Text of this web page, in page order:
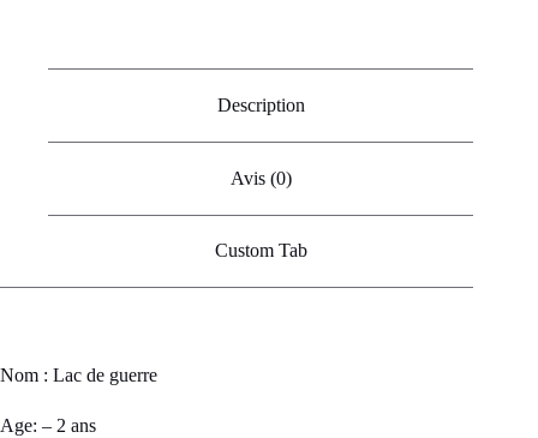
Description
Avis (0)
Custom Tab
Nom : Lac de guerre
Age: – 2 ans